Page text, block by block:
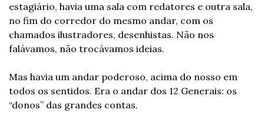
estagiário, havia uma sala com redatores e outra sala,
no fim do corredor do mesmo andar, com os
chamados ilustradores, desenhistas. Não nos
falávamos, não trocávamos ideias.
Mas havia um andar poderoso, acima do nosso em
todos os sentidos. Era o andar dos 12 Generais: os
“donos” das grandes contas.